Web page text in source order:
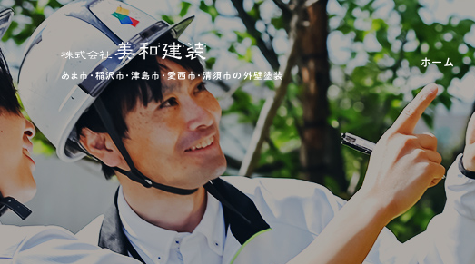
あま市・稲沢市・津島市・愛西市・清須市の外壁塗装
ホーム